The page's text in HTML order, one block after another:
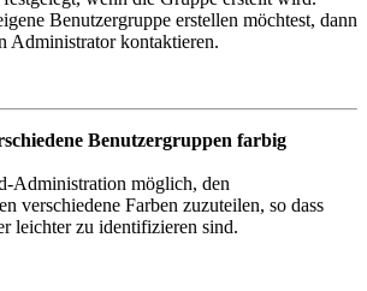
Benutzergruppe erstellen möchtest, dann
Administrator kontaktieren.
Benutzergruppen farbig
Administration möglich, den
verschiedene Farben zuzuteilen, so dass
leichter zu identifizieren sind.